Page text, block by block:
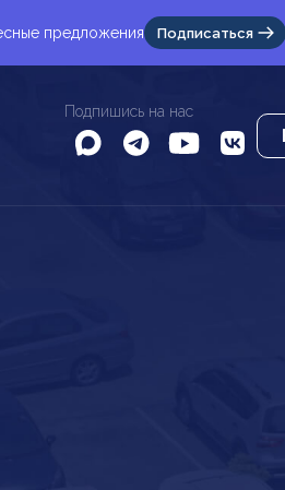
предложения Подписаться
Подпишись на нас